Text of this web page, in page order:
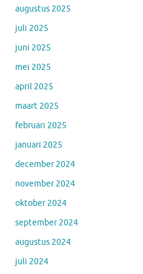
augustus 2025
juli 2025
juni 2025
mei 2025
april 2025
maart 2025
februari 2025
januari 2025
december 2024
november 2024
oktober 2024
september 2024
augustus 2024
juli 2024